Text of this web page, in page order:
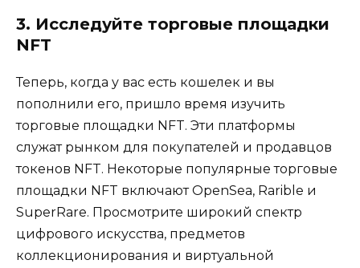
3. Исследуйте торговые площадки
NFT
Теперь, когда у вас есть кошелек и вы
пополнили его, пришло время изучить
торговые площадки NFT. Эти платформы
служат рынком для покупателей и продавцов
токенов NFT. Некоторые популярные торговые
площадки NFT включают OpenSea, Rarible и
SuperRare. Просмотрите широкий спектр
цифрового искусства, предметов
коллекционирования и виртуальной